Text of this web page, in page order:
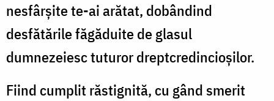
nesfârșite te-ai arătat, dobândind
desfătările făgăduite de glasul
dumnezeiesc tuturor dreptcredincioșilor.
Fiind cumplit răstignită, cu gând smerit